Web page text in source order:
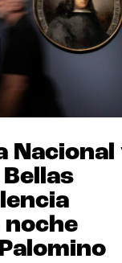
Nacional
noche